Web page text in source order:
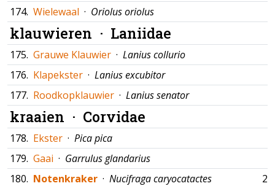
174. Wielewaal · Oriolus oriolus
klauwieren · Laniidae
175. Grauwe Klauwier · Lanius collurio
176. Klapekster · Lanius excubitor
177. Roodkopklauwier · Lanius senator
kraaien · Corvidae
178. Ekster · Pica pica
179. Gaai · Garrulus glandarius
180. Notenkraker · Nucifraga caryocatactes